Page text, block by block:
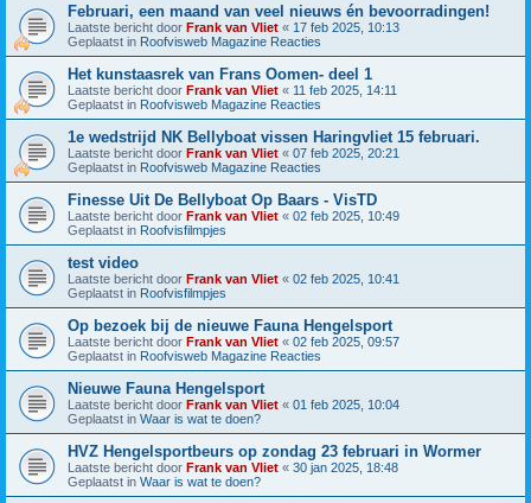
Februari, een maand van veel nieuws én bevoorradingen!
Laatste bericht door Frank van Vliet « 17 feb 2025, 10:13
Geplaatst in Roofvisweb Magazine Reacties
Het kunstaasrek van Frans Oomen- deel 1
Laatste bericht door Frank van Vliet « 11 feb 2025, 14:11
Geplaatst in Roofvisweb Magazine Reacties
1e wedstrijd NK Bellyboat vissen Haringvliet 15 februari.
Laatste bericht door Frank van Vliet « 07 feb 2025, 20:21
Geplaatst in Roofvisweb Magazine Reacties
Finesse Uit De Bellyboat Op Baars - VisTD
Laatste bericht door Frank van Vliet « 02 feb 2025, 10:49
Geplaatst in Roofvisfilmpjes
test video
Laatste bericht door Frank van Vliet « 02 feb 2025, 10:41
Geplaatst in Roofvisfilmpjes
Op bezoek bij de nieuwe Fauna Hengelsport
Laatste bericht door Frank van Vliet « 02 feb 2025, 09:57
Geplaatst in Roofvisweb Magazine Reacties
Nieuwe Fauna Hengelsport
Laatste bericht door Frank van Vliet « 01 feb 2025, 10:04
Geplaatst in Waar is wat te doen?
HVZ Hengelsportbeurs op zondag 23 februari in Wormer
Laatste bericht door Frank van Vliet « 30 jan 2025, 18:48
Geplaatst in Waar is wat te doen?